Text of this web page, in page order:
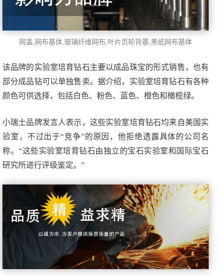
网盖,网布基体,玻璃纤维网布, 叶片页轮背基 ,黑纸网布基体
该品牌的实验室培育钻石主要以成品珠宝的形式销售，也有
部分成品钻可以单独售卖。据介绍，实验室培育钻石有各种
颜色可供选择，包括白色、粉色、蓝色、橙色和橄榄绿。
小瑞士品牌发言人表示，这些实验室培育钻石均来自美国实
验室，不过出于“竞争”的原因，他拒绝透露具体的公司名
称。“这些实验室培育钻石由独立的宝石实验室和国际宝石
研究所进行评级鉴定。”